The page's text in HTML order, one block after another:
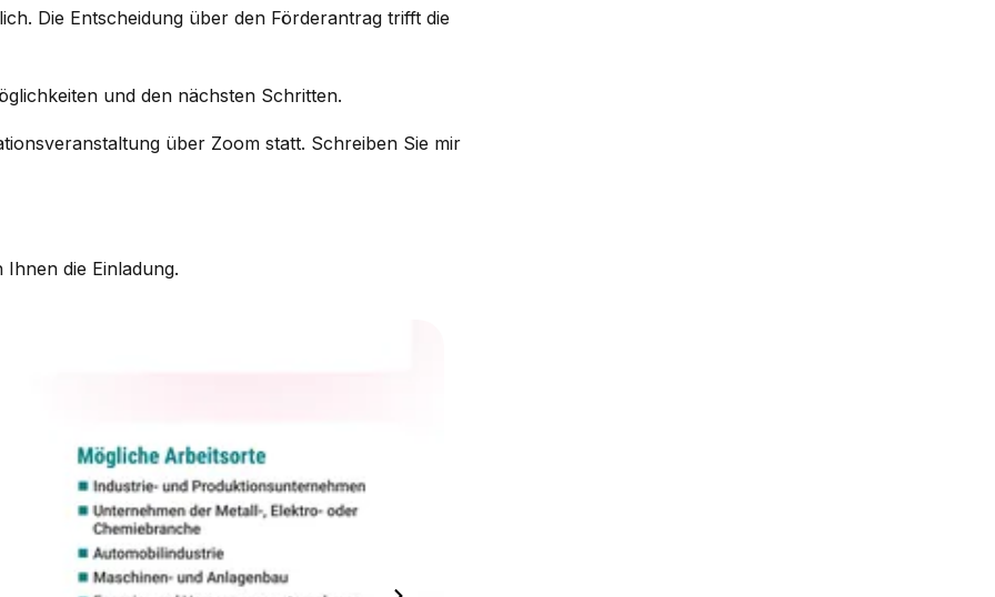
Die Entscheidung über den Förderantrag trifft die
und den nächsten Schritten.
über Zoom statt. Schreiben Sie mir
die Einladung.